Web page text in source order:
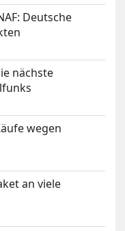
Deutsche
nächste
wegen
an viele